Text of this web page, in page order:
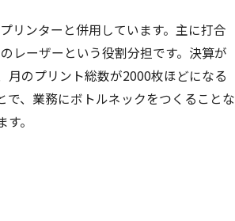
リンターと併用しています。主に打合
レーザーという役割分担です。決算が
月のプリント総数が2000枚ほどになる
で、業務にボトルネックをつくることな
。